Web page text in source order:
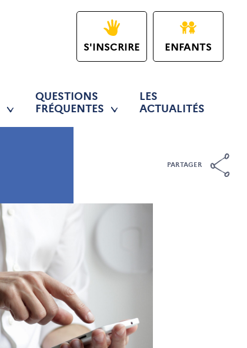
S'INSCRIRE ENFANTS
QUESTIONS
FRÉQUENTES
LES
ACTUALITÉS
PARTAGER